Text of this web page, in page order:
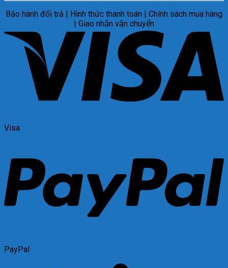
Bảo hành đổi trả | Hình thức thanh toán | Chính sách mua hàng
| Giao nhận vận chuyển
Visa
PayPal